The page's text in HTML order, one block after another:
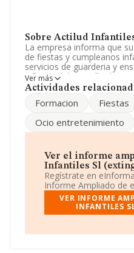
Sobre Actilud
La empresa informa que
de fiestas y cumpleanos
servicios de guarderia y
infantil, el desarrollo de
de ocio infantiles. La
corresponde a 8891 con
exportación.
número 918081951.
La compañíaActilud
B84977305, tiene domicilio
Hispanoamerica núm. 50
sobre 1.771 compañías, a
Ver más
Actividades
Formacion Fiestas
Ocio entretenimiento
Ver el informe
Infantiles Sl
Regístrate en
Informe Ampliado de
VER INFORME
INFANTILES